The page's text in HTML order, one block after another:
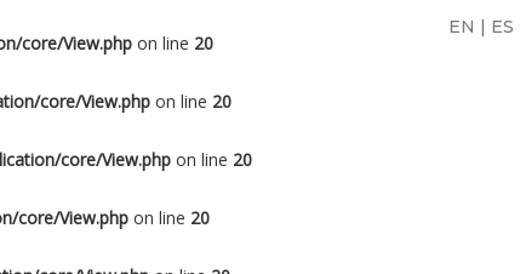
core/View.php on line 20
core/View.php on line 20
core/View.php on line 20
core/View.php on line 20
EN | ES